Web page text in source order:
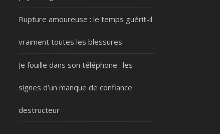
Rupture amoureuse : le temps guérit-il
vraiment toutes les blessures
Je fouille dans son téléphone : les
signes d’un manque de confiance
destructeur